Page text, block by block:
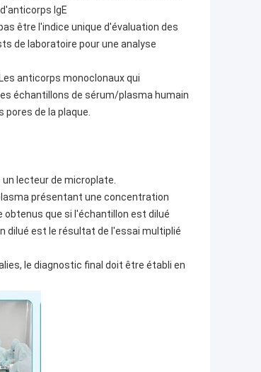
IgE
être l'indice unique d'évaluation des
de laboratoire pour une analyse
anticorps monoclonaux qui
échantillons de sérum/plasma humain
de la plaque.
lecteur de microplate.
présentant une concentration
que si l'échantillon est dilué
dilué est le résultat de l'essai multiplié
le diagnostic final doit être établi en